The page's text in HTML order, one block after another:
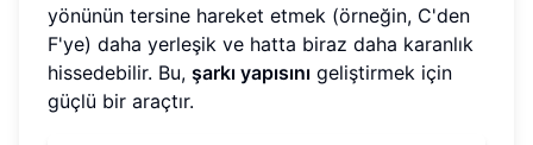
yönünün tersine hareket etmek (örneğin, C'den
F'ye) daha yerleşik ve hatta biraz daha karanlık
hissedebilir. Bu, şarkı yapısını geliştirmek için
güçlü bir araçtır.